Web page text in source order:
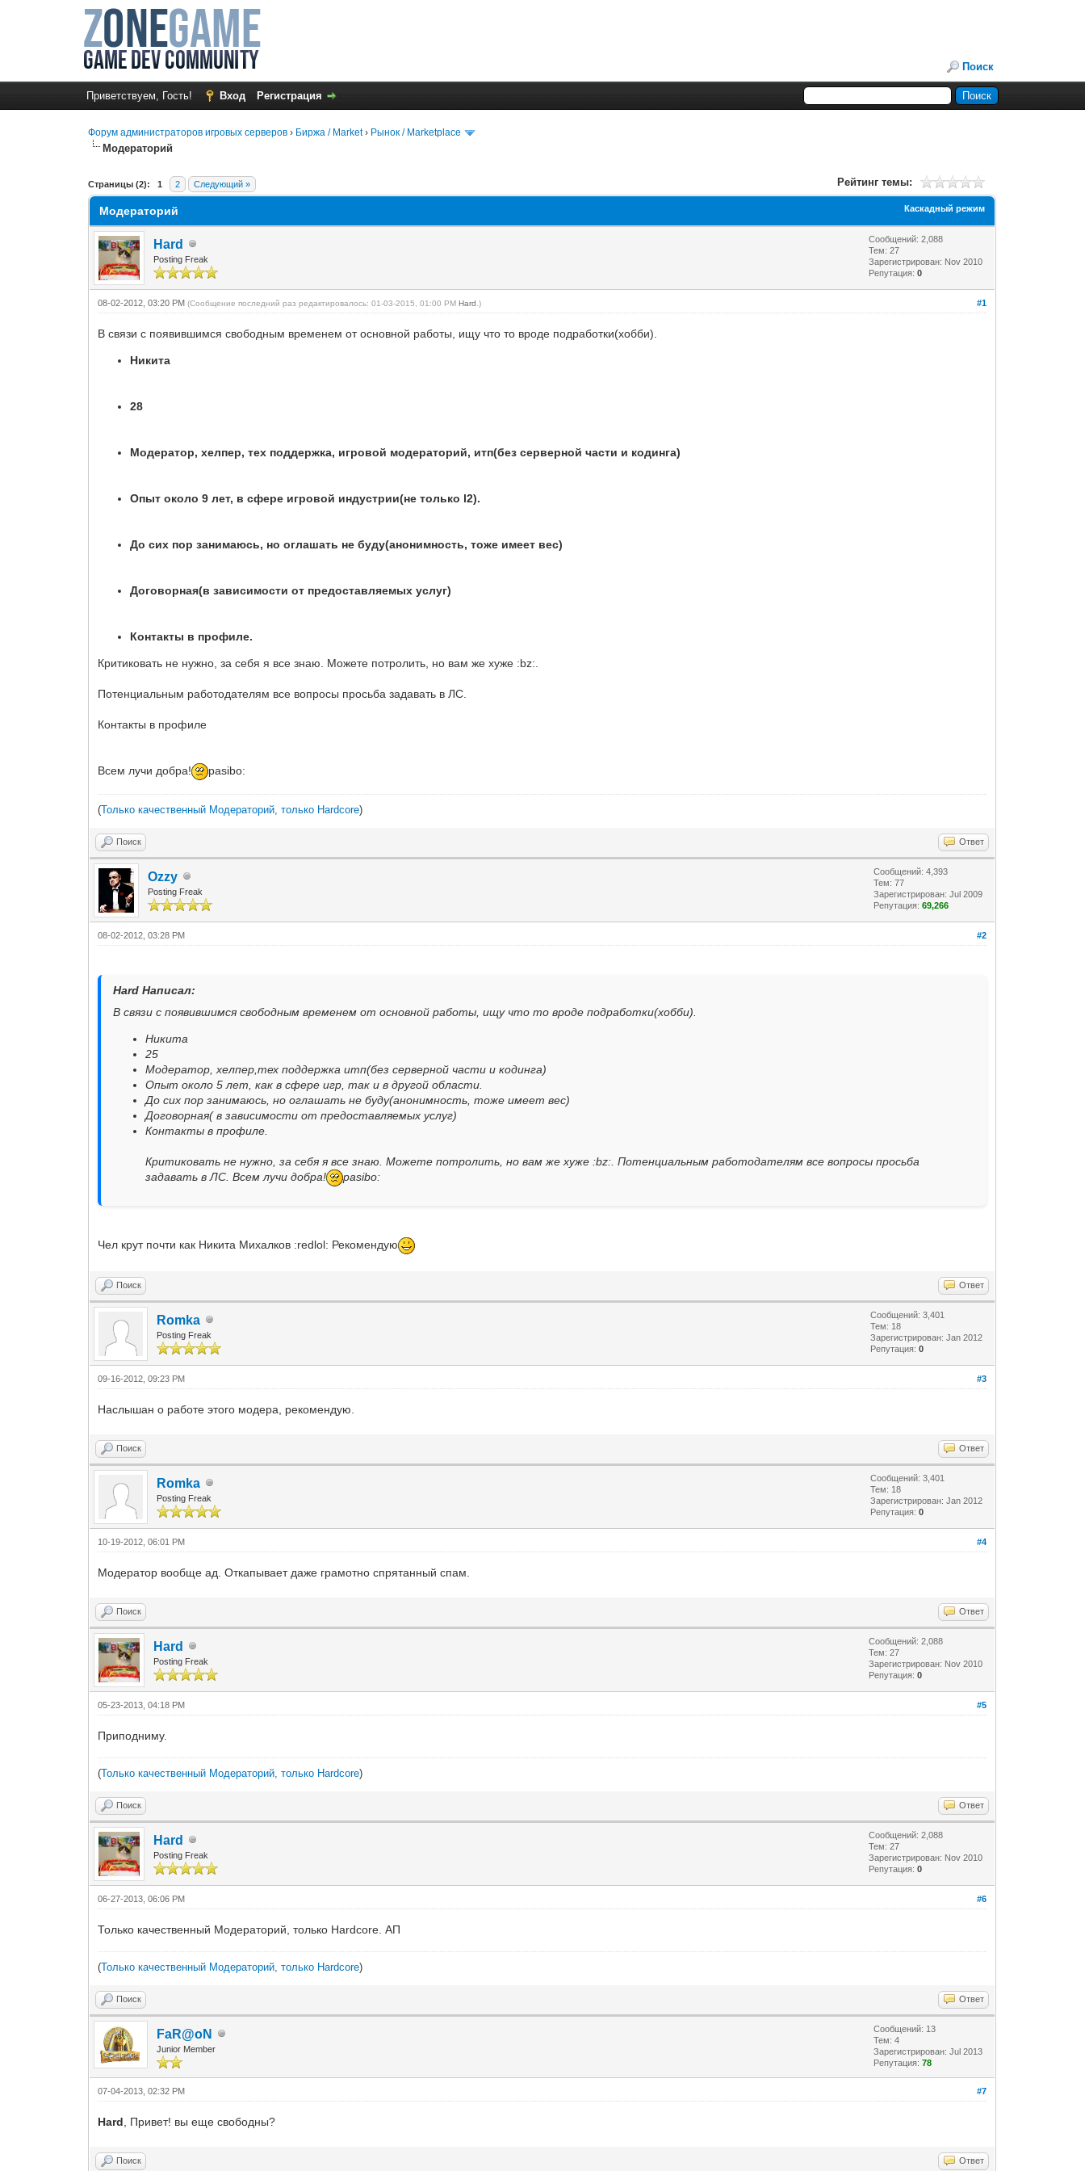
Поиск
Приветствуем, Гость! Вход Регистрация
Форум администраторов игровых серверов › Биржа / Market› Рынок / Marketplace
Модераторий
Страницы (2): 1 2 Следующий » Рейтинг темы:
0 Голос(ов) - 0 в среднем
1
2
3
4
5
Каскадный режим
Модераторий
Hard
Posting Freak
Сообщений: 2,088
Тем: 27
Зарегистрирован: Nov 2010
Репутация:0
#1
08-02-2012, 03:20 PM(Сообщение последний раз редактировалось: 01-03-2015, 01:00 PMHard .)
В связи с появившимся свободным временем от основной работы, ищу что то вроде подработки(хобби).
Никита
28
Модератор, хелпер, тех поддержка, игровой модераторий, итп(без серверной части и кодинга)
Опыт около 9 лет, в сфере игровой индустрии(не только l2).
До сих пор занимаюсь, но оглашать не буду(анонимность, тоже имеет вес)
Договорная(в зависимости от предоставляемых услуг)
Контакты в профиле.
Критиковать не нужно, за себя я все знаю. Можете потролить, но вам же хуже :bz:.
Потенциальным работодателям все вопросы просьба задавать в ЛС.
Контакты в профиле
Всем лучи добра! pasibo:
(Только качественный Модераторий, только Hardcore)
Поиск Ответ
Ozzy
Posting Freak
Сообщений: 4,393
Тем: 77
Зарегистрирован: Jul 2009
Репутация:69,266
#2
08-02-2012, 03:28 PM
Hard Написал:
В связи с появившимся свободным временем от основной работы, ищу что то вроде подработки(хобби).
Никита
25
Модератор, хелпер,тех поддержка итп(без серверной части и кодинга)
Опыт около 5 лет, как в сфере игр, так и в другой области.
До сих пор занимаюсь, но оглашать не буду(анонимность, тоже имеет вес)
Договорная( в зависимости от предоставляемых услуг)
Контакты в профиле.
Критиковать не нужно, за себя я все знаю. Можете потролить, но вам же хуже :bz:. Потенциальным работодателям все вопросы просьба
задавать в ЛС. Всем лучи добра!
pasibo:
Чел крут почти как Никита Михалков :redlol: Рекомендую
Поиск Ответ
Romka
Posting Freak
Сообщений: 3,401
Тем: 18
Зарегистрирован: Jan 2012
Репутация:0
#3
09-16-2012, 09:23 PM
Наслышан о работе этого модера, рекомендую.
Поиск Ответ
Romka
Posting Freak
Сообщений: 3,401
Тем: 18
Зарегистрирован: Jan 2012
Репутация:0
#4
10-19-2012, 06:01 PM
Модератор вообще ад. Откапывает даже грамотно спрятанный спам.
Поиск Ответ
Hard
Posting Freak
Сообщений: 2,088
Тем: 27
Зарегистрирован: Nov 2010
Репутация:0
#5
05-23-2013, 04:18 PM
Приподниму.
(Только качественный Модераторий, только Hardcore)
Поиск Ответ
Hard
Posting Freak
Сообщений: 2,088
Тем: 27
Зарегистрирован: Nov 2010
Репутация:0
#6
06-27-2013, 06:06 PM
Только качественный Модераторий, только Hardcore. АП
(Только качественный Модераторий, только Hardcore)
Поиск Ответ
FaR@oN
Junior Member
Сообщений: 13
Тем: 4
Зарегистрирован: Jul 2013
Репутация:78
#7
07-04-2013, 02:32 PM
Hard , Привет! вы еще свободны?
Поиск Ответ